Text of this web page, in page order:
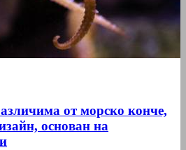
от морско конче,
основан на